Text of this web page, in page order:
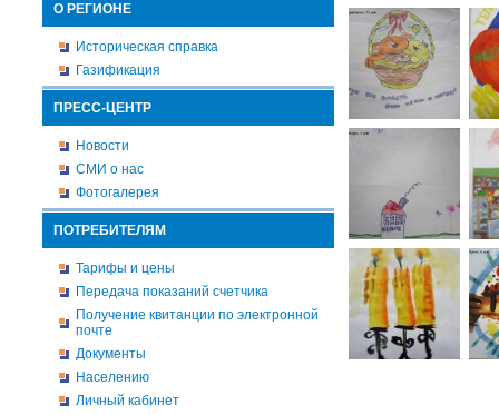
О РЕГИОНЕ
Историческая справка
Газификация
ПРЕСС-ЦЕНТР
Новости
СМИ о нас
Фотогалерея
ПОТРЕБИТЕЛЯМ
Тарифы и цены
Передача показаний счетчика
Получение квитанции по электронной
почте
Документы
Населению
Личный кабинет